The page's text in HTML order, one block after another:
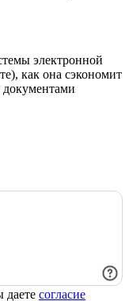
электронной
как она сэкономит
документами
даете согласие